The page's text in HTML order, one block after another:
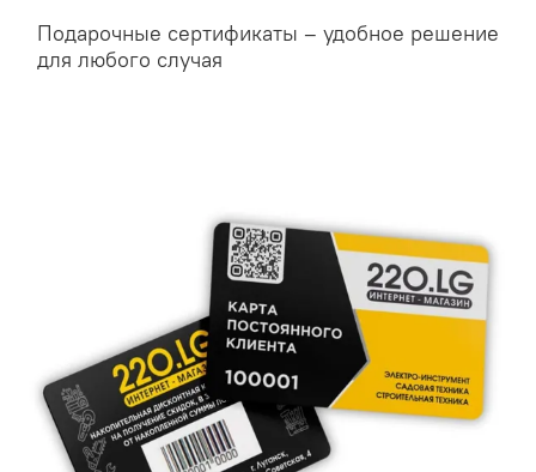
Подарочные сертификаты – удобное решение
для любого случая